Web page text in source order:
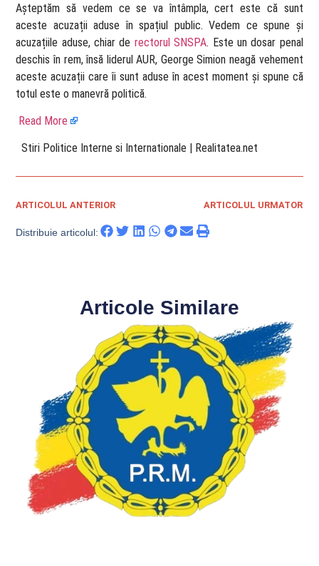
Așteptăm să vedem ce se va întâmpla, cert este că sunt
aceste acuzații aduse în spațiul public. Vedem ce spune și
acuzațiile aduse, chiar de rectorul SNSPA. Este un dosar penal
deschis în rem, însă liderul AUR, George Simion neagă vehement
aceste acuzații care îi sunt aduse în acest moment și spune că
totul este o manevră politică.
Read More
​ Stiri Politice Interne si Internationale | Realitatea.net
ARTICOLUL ANTERIOR ARTICOLUL URMATOR
Distribuie articolul:
Articole Similare